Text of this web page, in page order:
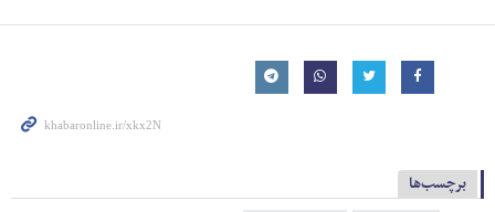
برچسب‌ها